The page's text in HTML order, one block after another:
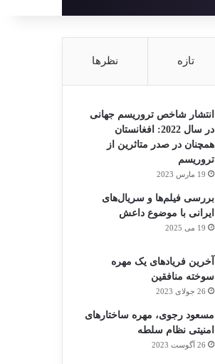
تازه نظرها
انتشار شاخص تروریسم جهانی
در سال 2022: افغانستان
همچنان در صدر متاثرین از
تروریسم
19 مارس 2023
بررسی فیلم‌ها و سریال‌های
ایرانی با موضوع داعش
19 می 2025
آخرین فریادهای یک مهره
سوخته منافقین
26 جولای 2023
مسعود رجوی، مهره ساختارهای
امنیتی نظام سلطه
26 آگوست 2023